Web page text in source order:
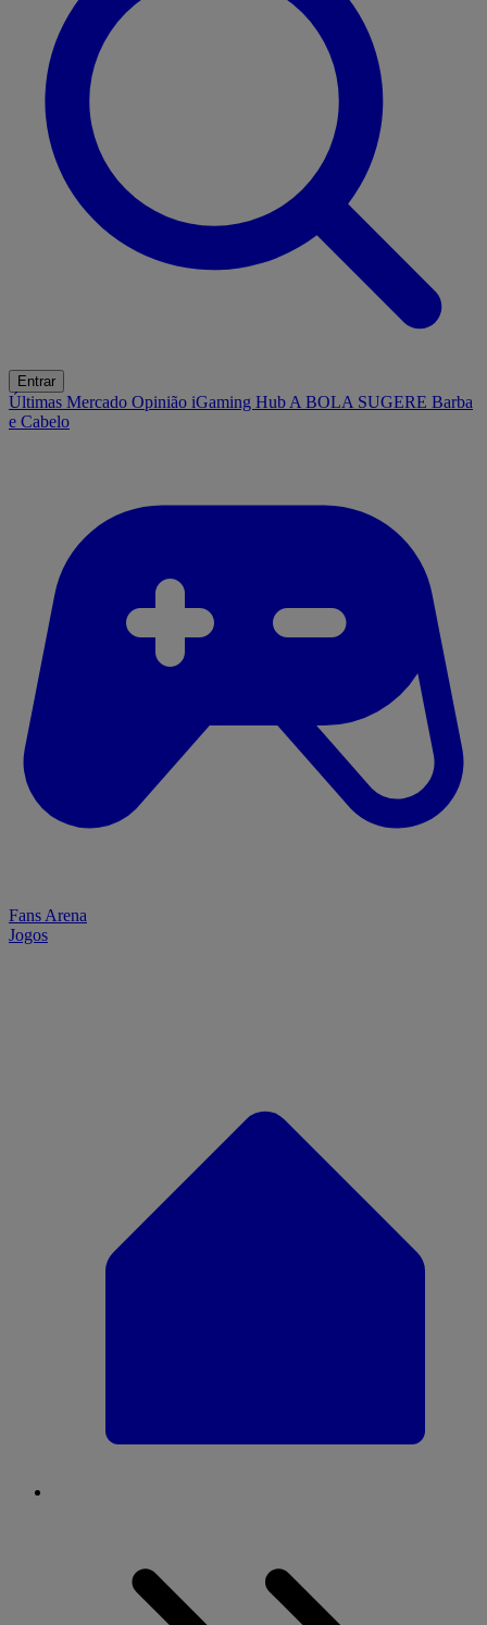
Entrar
Últimas Mercado Opinião iGaming Hub A BOLA SUGERE Barba
e Cabelo
Fans Arena
Jogos